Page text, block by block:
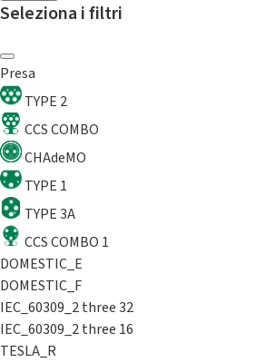
Seleziona i filtri
Presa
TYPE 2
CCS COMBO
CHAdeMO
TYPE 1
TYPE 3A
CCS COMBO 1
DOMESTIC_E
DOMESTIC_F
IEC_60309_2 three 32
IEC_60309_2 three 16
TESLA_R